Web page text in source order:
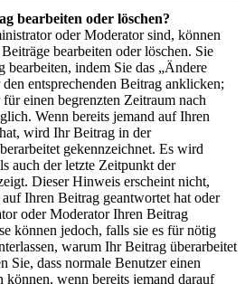
bearbeiten oder löschen?
oder Moderator sind, können
bearbeiten oder löschen. Sie
bearbeiten, indem Sie das „Ändere
entsprechenden Beitrag anklicken;
einen begrenzten Zeitraum nach
Wenn bereits jemand auf Ihren
wird Ihr Beitrag in der
gekennzeichnet. Es wird
auch der letzte Zeitpunkt der
Dieser Hinweis erscheint nicht,
Ihren Beitrag geantwortet hat oder
oder Moderator Ihren Beitrag
können jedoch, falls sie es für nötig
warum Ihr Beitrag überarbeitet
Sie, dass normale Benutzer einen
können, wenn bereits jemand darauf